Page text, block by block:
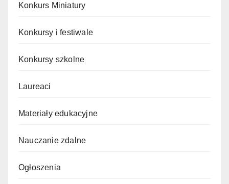
Konkurs Miniatury
Konkursy i festiwale
Konkursy szkolne
Laureaci
Materiały edukacyjne
Nauczanie zdalne
Ogłoszenia